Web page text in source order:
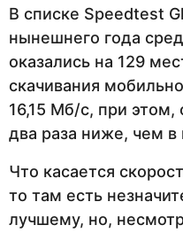
В списке Speedtest
нынешнего года
оказались на 129
скачивания
16,15 Мб/с, при этом,
два раза ниже, чем в
Что касается
то там есть
лучшему, но,